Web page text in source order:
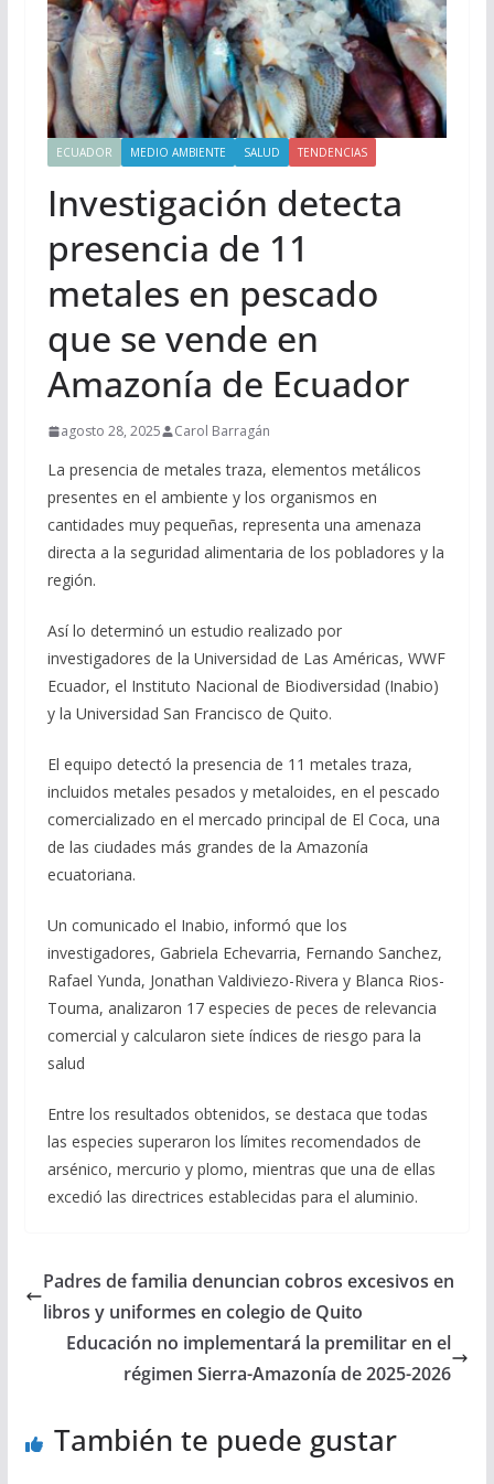
ECUADOR MEDIO AMBIENTE SALUD TENDENCIAS
Investigación detecta
presencia de 11
metales en pescado
que se vende en
Amazonía de Ecuador
agosto 28, 2025 Carol Barragán
La presencia de metales traza, elementos metálicos
presentes en el ambiente y los organismos en
cantidades muy pequeñas, representa una amenaza
directa a la seguridad alimentaria de los pobladores y la
región.
Así lo determinó un estudio realizado por
investigadores de la Universidad de Las Américas, WWF
Ecuador, el Instituto Nacional de Biodiversidad (Inabio)
y la Universidad San Francisco de Quito.
El equipo detectó la presencia de 11 metales traza,
incluidos metales pesados y metaloides, en el pescado
comercializado en el mercado principal de El Coca, una
de las ciudades más grandes de la Amazonía
ecuatoriana.
Un comunicado el Inabio, informó que los
investigadores, Gabriela Echevarria, Fernando Sanchez,
Rafael Yunda, Jonathan Valdiviezo-Rivera y Blanca Rios-
Touma, analizaron 17 especies de peces de relevancia
comercial y calcularon siete índices de riesgo para la
salud
Entre los resultados obtenidos, se destaca que todas
las especies superaron los límites recomendados de
arsénico, mercurio y plomo, mientras que una de ellas
excedió las directrices establecidas para el aluminio.
Padres de familia denuncian cobros excesivos en
libros y uniformes en colegio de Quito
Educación no implementará la premilitar en el
régimen Sierra-Amazonía de 2025-2026
También te puede gustar